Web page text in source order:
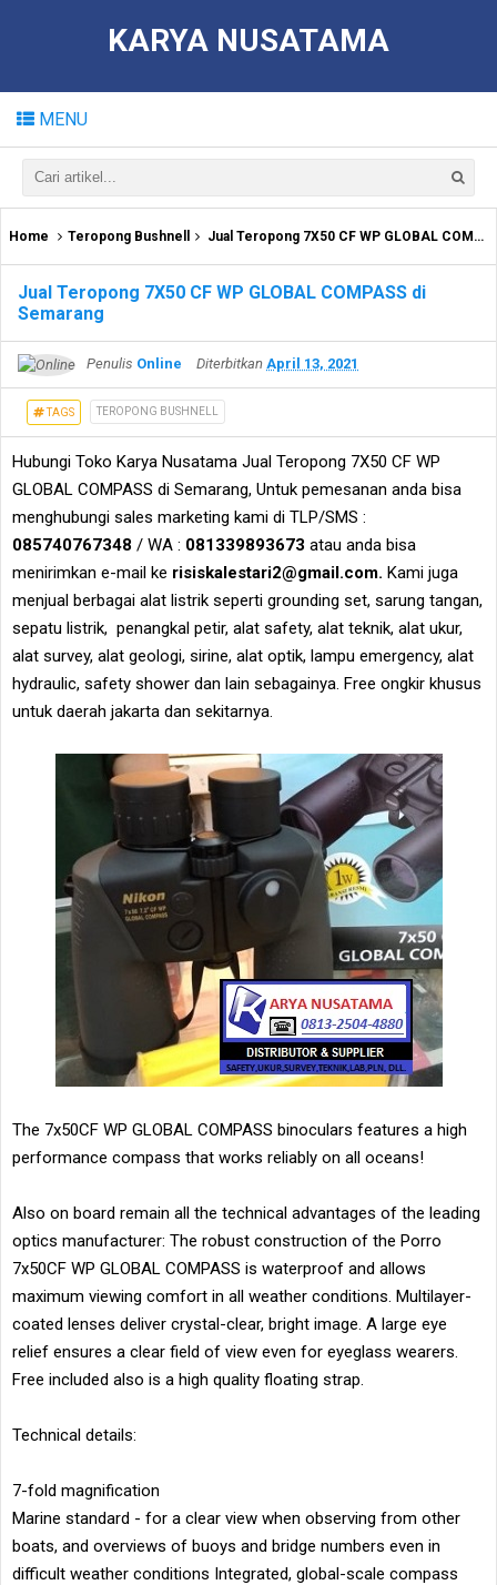
KARYA NUSATAMA
MENU
Home Teropong Bushnell Jual Teropong 7X50 CF WP GLOBAL COMPASS di Semarang
Jual Teropong 7X50 CF WP GLOBAL COMPASS di
Semarang
Penulis Online Diterbitkan April 13, 2021
TAGS TEROPONG BUSHNELL
Hubungi Toko Karya Nusatama Jual Teropong 7X50 CF WP
GLOBAL COMPASS di Semarang, Untuk pemesanan anda bisa
menghubungi sales marketing kami di TLP/SMS :
085740767348 / WA : 081339893673 atau anda bisa
menirimkan e-mail ke risiskalestari2@gmail.com. Kami juga
menjual berbagai alat listrik seperti grounding set, sarung tangan,
sepatu listrik, penangkal petir, alat safety, alat teknik, alat ukur,
alat survey, alat geologi, sirine, alat optik, lampu emergency, alat
hydraulic, safety shower dan lain sebagainya. Free ongkir khusus
untuk daerah jakarta dan sekitarnya.
The 7x50CF WP GLOBAL COMPASS binoculars features a high
performance compass that works reliably on all oceans!
Also on board remain all the technical advantages of the leading
optics manufacturer: The robust construction of the Porro
7x50CF WP GLOBAL COMPASS is waterproof and allows
maximum viewing comfort in all weather conditions. Multilayer-
coated lenses deliver crystal-clear, bright image. A large eye
relief ensures a clear field of view even for eyeglass wearers.
Free included also is a high quality floating strap.
Technical details:
7-fold magnification
Marine standard - for a clear view when observing from other
boats, and overviews of buoys and bridge numbers even in
difficult weather conditions Integrated, global-scale compass